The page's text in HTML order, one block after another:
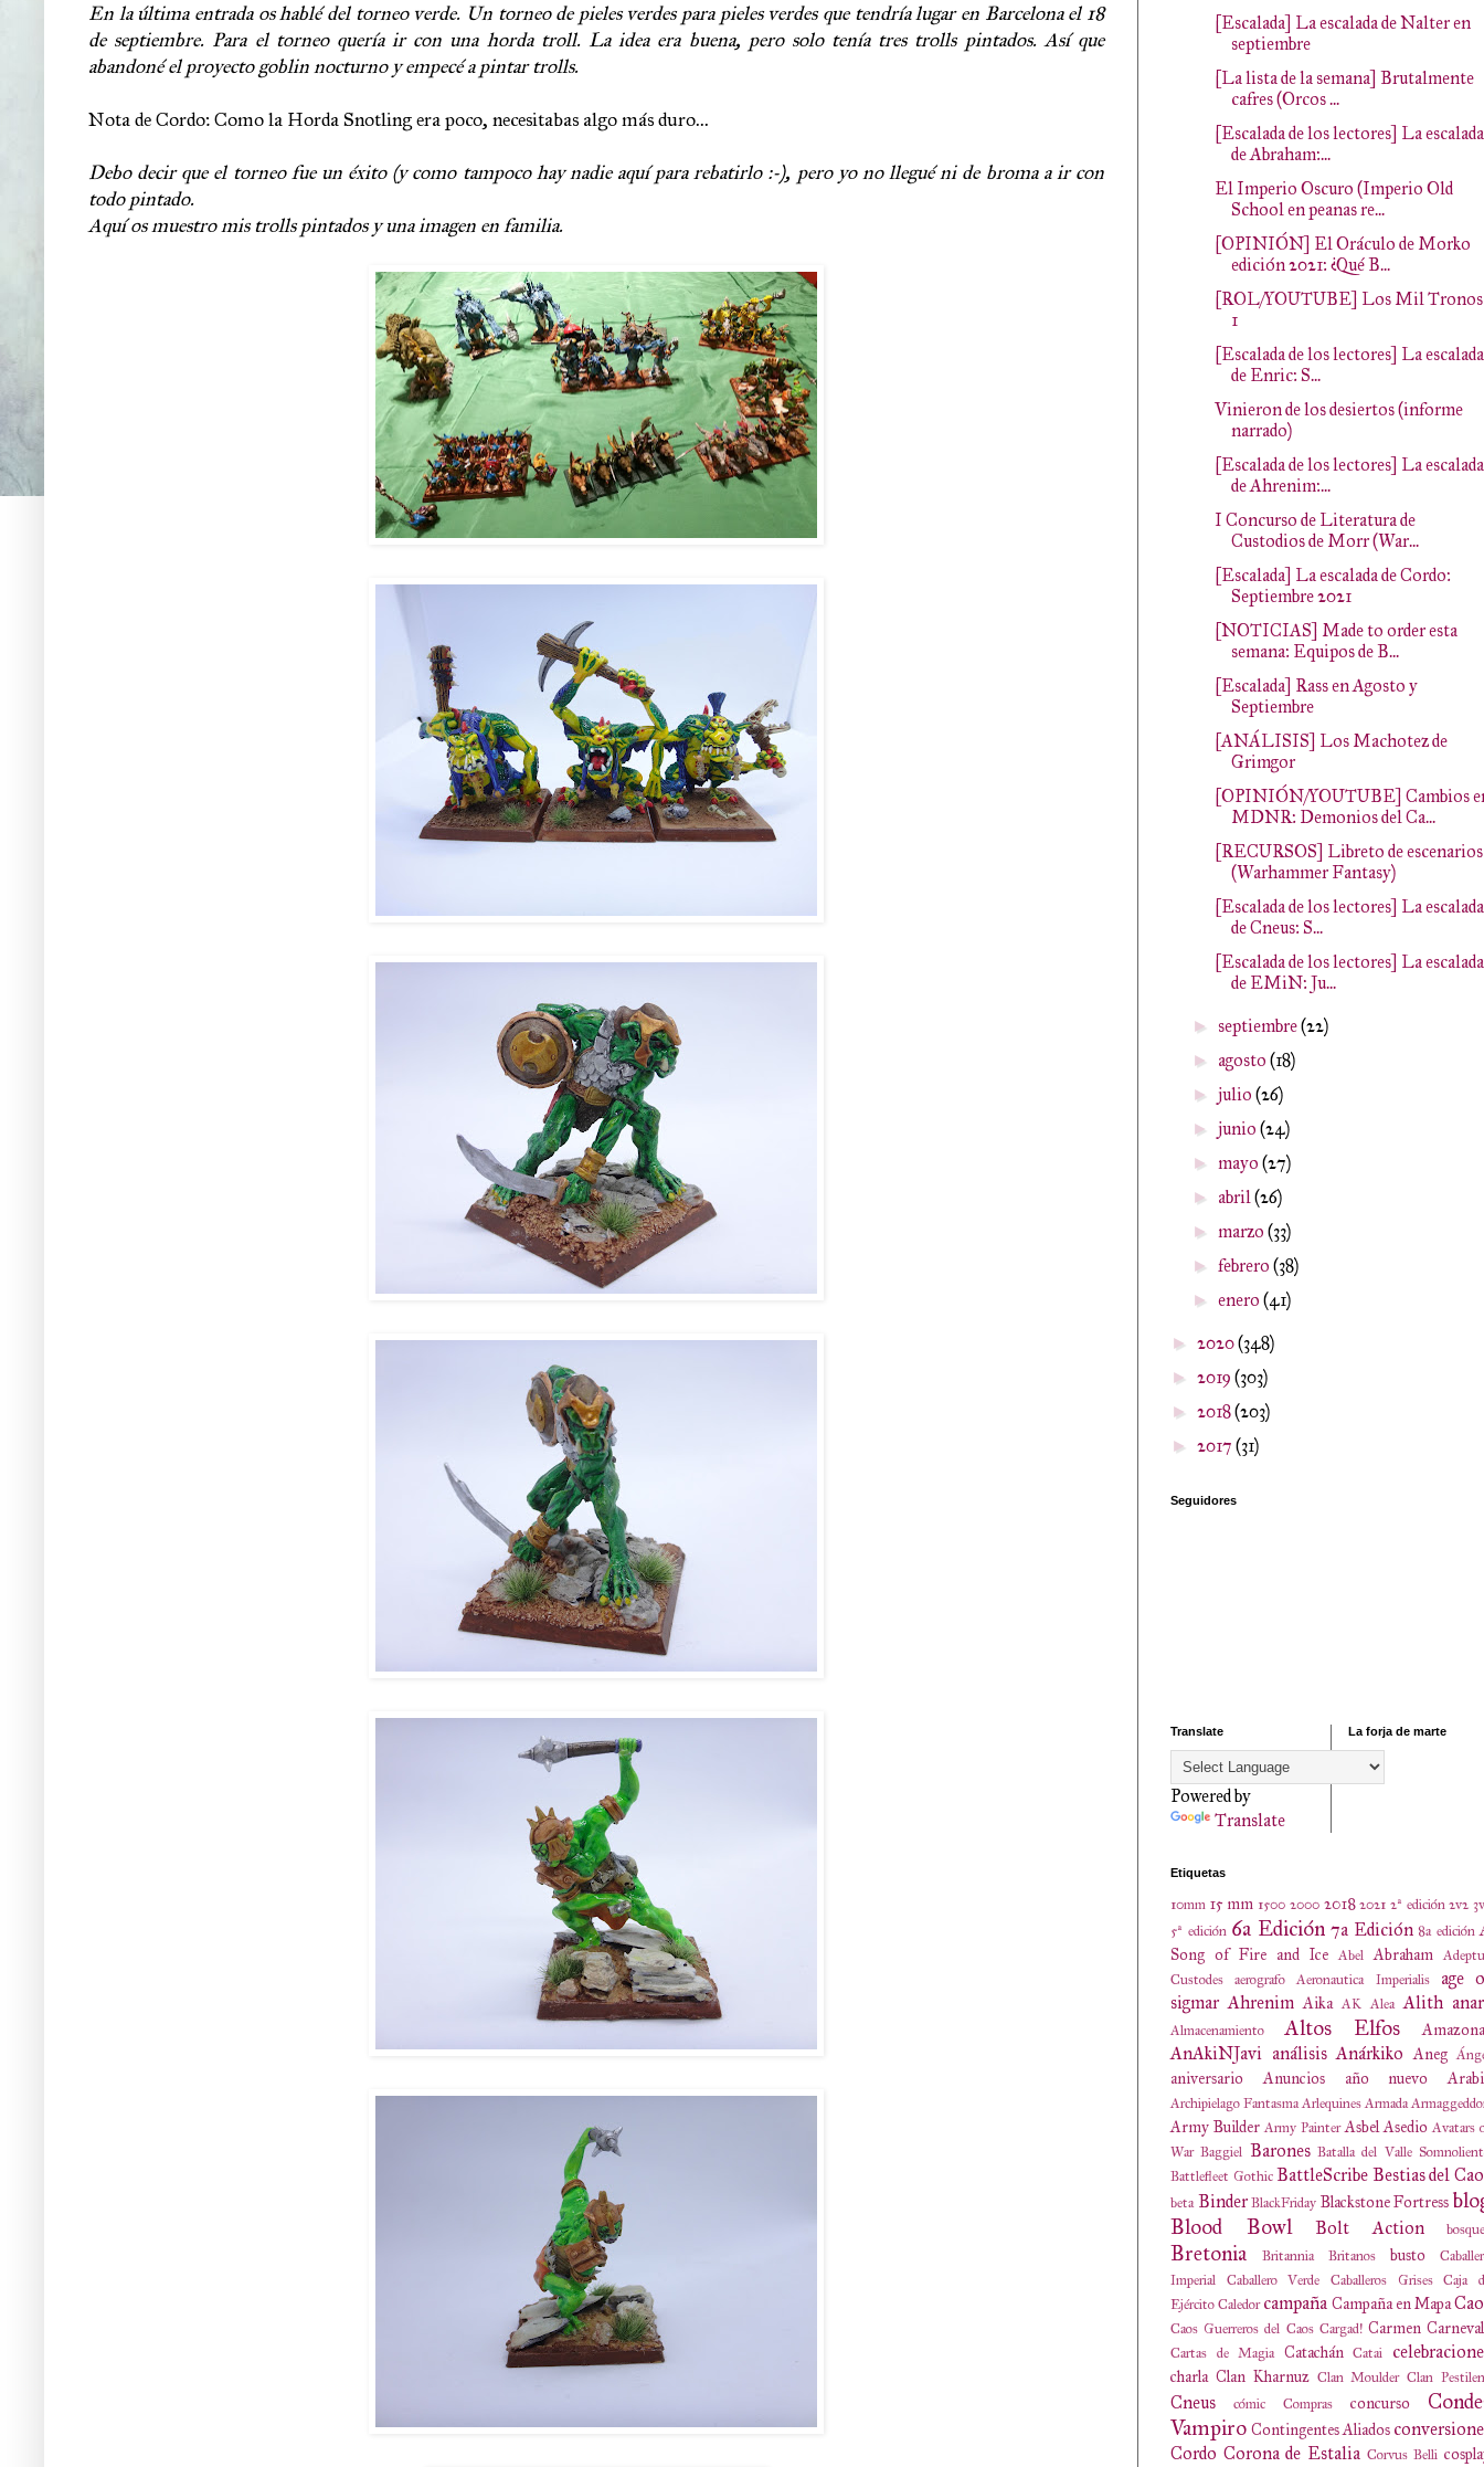
En la última entrada os hablé del torneo verde. Un torneo de pieles verdes para pieles verdes que tendría lugar en Barcelona el 18
de septiembre. Para el torneo quería ir con una horda troll. La idea era buena, pero solo tenía tres trolls pintados. Así que
abandoné el proyecto goblin nocturno y empecé a pintar trolls.
Nota de Cordo: Como la Horda Snotling era poco, necesitabas algo más duro...
Debo decir que el torneo fue un éxito (y como tampoco hay nadie aquí para rebatirlo :-), pero yo no llegué ni de broma a ir con
todo pintado.
Aquí os muestro mis trolls pintados y una imagen en familia.
[Escalada] La escalada de Nalter en
septiembre
[La lista de la semana] Brutalmente
cafres (Orcos ...
[Escalada de los lectores] La escalada
de Abraham:...
El Imperio Oscuro (Imperio Old
School en peanas re...
[OPINIÓN] El Oráculo de Morko
edición 2021: ¿Qué B...
[ROL/YOUTUBE] Los Mil Tronos
1
[Escalada de los lectores] La escalada
de Enric: S...
Vinieron de los desiertos (informe
narrado)
[Escalada de los lectores] La escalada
de Ahrenim:...
I Concurso de Literatura de
Custodios de Morr (War...
[Escalada] La escalada de Cordo:
Septiembre 2021
[NOTICIAS] Made to order esta
semana: Equipos de B...
[Escalada] Rass en Agosto y
Septiembre
[ANÁLISIS] Los Machotez de
Grimgor
[OPINIÓN/YOUTUBE] Cambios
MDNR: Demonios del Ca...
[RECURSOS] Libreto de escenarios
(Warhammer Fantasy)
[Escalada de los lectores] La escalada
de Cneus: S...
[Escalada de los lectores] La escalada
de EMiN: Ju...
►septiembre(22)
► agosto(18)
►julio(26)
►junio(24)
► mayo(27)
► abril(26)
► marzo(33)
►febrero(38)
►enero(41)
► 2020(348)
► 2019 (303)
► 2018(203)
► 2017 (31)
Seguidores
Translate
Powered by
Translate
La forja de marte
Etiquetas
10mm 15 mm 1500 2000 2018 2021 2ª edición 2v2
5ª edición 6a Edición 7a Edición 8a edición
Song of Fire and Ice Abel Abraham
Custodes
aerografo Aeronautica Imperialis
age
sigmar Ahrenim Aika AK Alea Alith
Almacenamiento Altos Elfos
AnAkiNJavi análisis Anárkiko Aneg
aniversario Anuncios año nuevo
Archipielago FantasmaArlequinesArmada
Army Builder Army Painter Asbel Asedio Avatars
War Baggiel Barones Batalla del Valle
Battlefleet Gothic BattleScribe Bestias del
beta Binder BlackFriday Blackstone Fortress
Blood Bowl
Bolt Action
Bretonia Britannia Britanos busto
Imperial
Caballero Verde Caballeros Grises
Caja
EjércitoCaledor campaña Campaña en Mapa
Caos Guerreros del Caos Cargad! Carmen
Cartas de Magia Catachán Catai
charla Clan Kharnuz Clan Moulder Clan
Cneus cómic Compras concurso
Vampiro Contingentes Aliados
Cordo Corona de Estalia Corvus Belli